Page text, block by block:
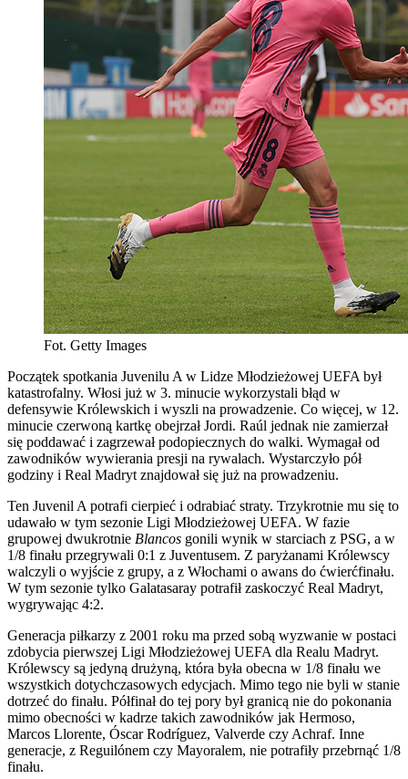
Fot. Getty Images
Początek spotkania Juvenilu A w Lidze Młodzieżowej UEFA był
katastrofalny. Włosi już w 3. minucie wykorzystali błąd w
defensywie Królewskich i wyszli na prowadzenie. Co więcej, w 12.
minucie czerwoną kartkę obejrzał Jordi. Raúl jednak nie zamierzał
się poddawać i zagrzewał podopiecznych do walki. Wymagał od
zawodników wywierania presji na rywalach. Wystarczyło pół
godziny i Real Madryt znajdował się już na prowadzeniu.
Ten Juvenil A potrafi cierpieć i odrabiać straty. Trzykrotnie mu się to
udawało w tym sezonie Ligi Młodzieżowej UEFA. W fazie
grupowej dwukrotnie Blancos gonili wynik w starciach z PSG, a w
1/8 finału przegrywali 0:1 z Juventusem. Z paryżanami Królewscy
walczyli o wyjście z grupy, a z Włochami o awans do ćwierćfinału.
W tym sezonie tylko Galatasaray potrafił zaskoczyć Real Madryt,
wygrywając 4:2.
Generacja piłkarzy z 2001 roku ma przed sobą wyzwanie w postaci
zdobycia pierwszej Ligi Młodzieżowej UEFA dla Realu Madryt.
Królewscy są jedyną drużyną, która była obecna w 1/8 finału we
wszystkich dotychczasowych edycjach. Mimo tego nie byli w stanie
dotrzeć do finału. Półfinał do tej pory był granicą nie do pokonania
mimo obecności w kadrze takich zawodników jak Hermoso,
Marcos Llorente, Óscar Rodríguez, Valverde czy Achraf. Inne
generacje, z Reguilónem czy Mayoralem, nie potrafiły przebrnąć 1/8
finału.